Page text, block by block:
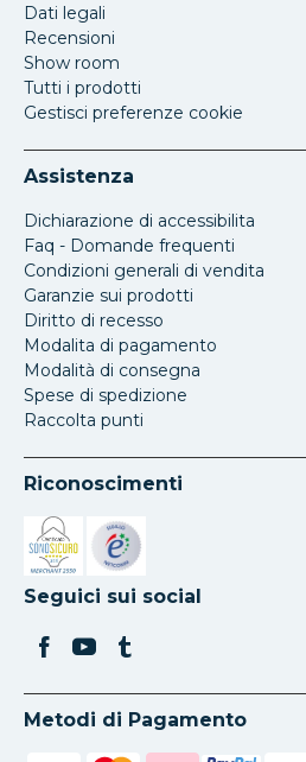
Dati legali
Recensioni
Show room
Tutti i prodotti
Gestisci preferenze cookie
Assistenza
Dichiarazione di accessibilita
Faq - Domande frequenti
Condizioni generali di vendita
Garanzie sui prodotti
Diritto di recesso
Modalita di pagamento
Modalità di consegna
Spese di spedizione
Raccolta punti
Riconoscimenti
Si apre in una nuova scheda
Si apre in una nuova scheda
Seguici sui social
Metodi di Pagamento